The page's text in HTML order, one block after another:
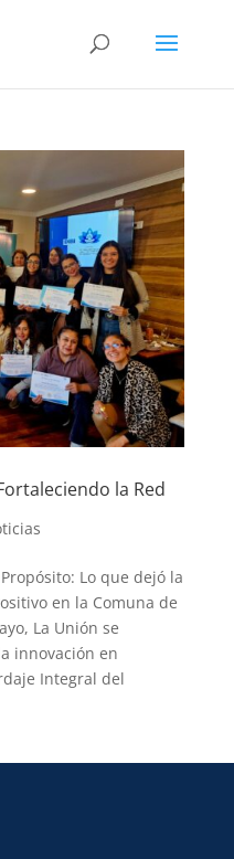
la Red
Lo que dejó la
en la Comuna de
La Unión se
innovación en
Integral del